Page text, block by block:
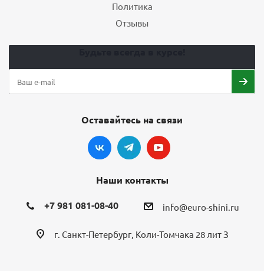
Политика
Отзывы
Оставайтесь на связи
Наши контакты
+7 981 081-08-40 info@euro-shini.ru
г. Санкт-Петербург, Коли-Томчака 28 лит З